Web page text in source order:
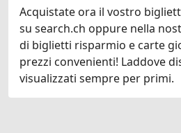
Acquistate ora il vostro
su search.ch oppure nella
di biglietti risparmio e carte
prezzi convenienti! Laddove
visualizzati sempre per primi.